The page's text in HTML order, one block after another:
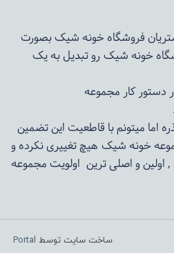
فروشگاه خونه شیک بصورت
خونه شیکرو تبدیل به یک
اما میتونم با قاطعیت این تضمین
خونه شیک هیچ تغییری نکرده و
اولین و اصلی ترین اولویت مجموعه
ساخت سایت توسط Portal